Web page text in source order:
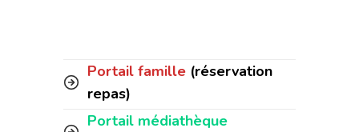
Portail famille (réservation
repas)
Portail médiathèque